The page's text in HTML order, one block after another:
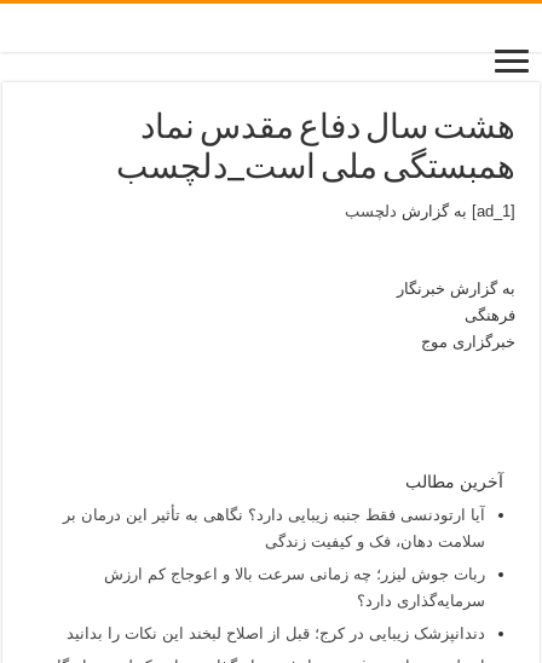
هشت سال دفاع مقدس نماد
همبستگی ملی است_دلچسب
[ad_1] به گزارش دلچسب
به گزارش خبرنگار
فرهنگی
خبرگزاری موج
آخرین مطالب
آیا ارتودنسی فقط جنبه زیبایی دارد؟ نگاهی به تأثیر این درمان بر
سلامت دهان، فک و کیفیت زندگی
ربات جوش لیزر؛ چه زمانی سرعت بالا و اعوجاج کم ارزش
سرمایه‌گذاری دارد؟
دندانپزشک زیبایی در کرج؛ قبل از اصلاح لبخند این نکات را بدانید